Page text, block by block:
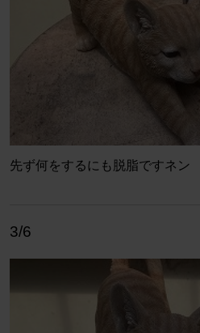
先ず何をするにも脱脂ですネン
3/6